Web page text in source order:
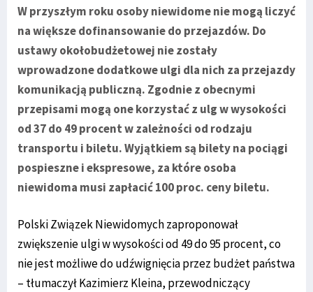
W przyszłym roku osoby niewidome nie mogą liczyć
na większe dofinansowanie do przejazdów. Do
ustawy okołobudżetowej nie zostały
wprowadzone dodatkowe ulgi dla nich za przejazdy
komunikacją publiczną. Zgodnie z obecnymi
przepisami mogą one korzystać z ulg w wysokości
od 37 do 49 procent w zależności od rodzaju
transportu i biletu. Wyjątkiem są bilety na pociągi
pospieszne i ekspresowe, za które osoba
niewidoma musi zapłacić 100 proc. ceny biletu.
Polski Związek Niewidomych zaproponował
zwiększenie ulgi w wysokości od 49 do 95 procent, co
nie jest możliwe do udźwignięcia przez budżet państwa
– tłumaczył Kazimierz Kleina, przewodniczący